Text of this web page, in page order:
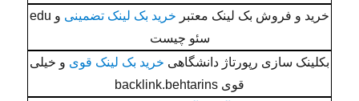
خرید و فروش بک لینک معتبر خرید بک لینک تضمینی
و edu
سئو چیست
بکلینک سازی رپورتاژ دانشگاهی خرید بک لینک قوی و خیلی
قوی backlink.behtarins